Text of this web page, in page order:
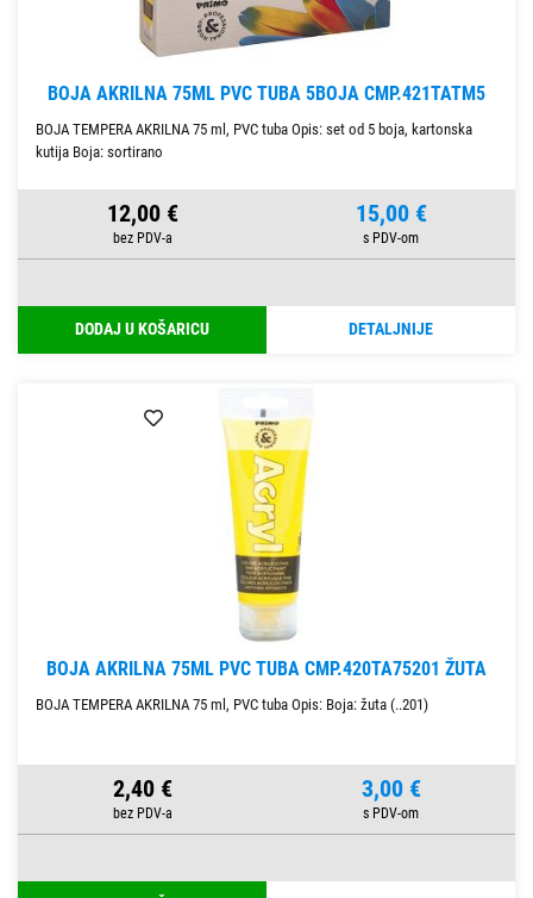
BOJA AKRILNA 75ML PVC TUBA 5BOJA CMP.421TATM5
BOJA TEMPERA AKRILNA 75 ml, PVC tuba Opis: set od 5 boja, kartonska
kutija Boja: sortirano
12,00 € 15,00 €
DODAJ U KOŠARICU DETALJNIJE
BOJA AKRILNA 75ML PVC TUBA CMP.420TA75201 ŽUTA
BOJA TEMPERA AKRILNA 75 ml, PVC tuba Opis: Boja: žuta (..201)
2,40 € 3,00 €